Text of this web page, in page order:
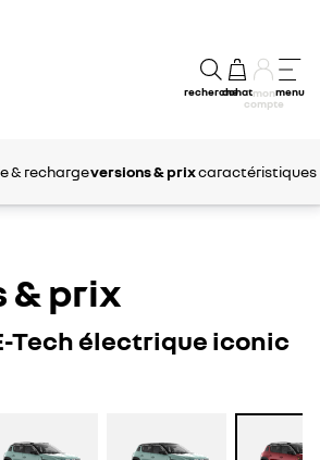
rechercheachatmon
compte
menu
& rechargeversions & prixcaractéristiques
& prix
Tech électrique iconic